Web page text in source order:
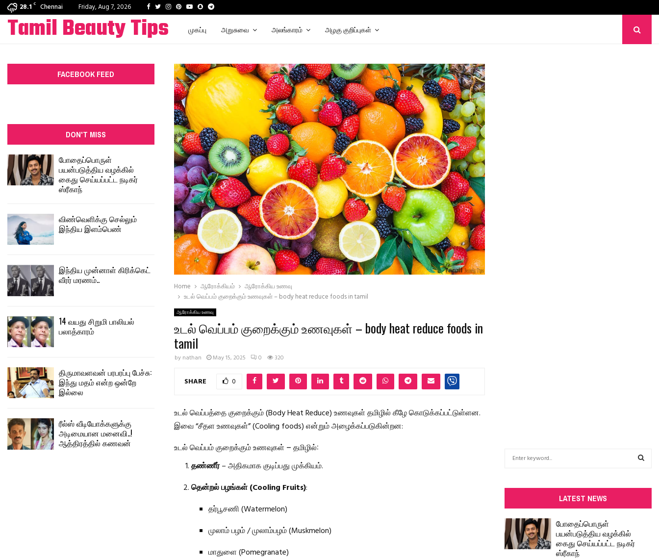
28.1 C Chennai Friday, Aug 7, 2026 Facebook
TwitterInstagram
PinterestYoutube
SnapchatTelegram
Tamil Beauty Tips முகப்பு அறுசுவை அலங்காரம் அழகு குறிப்புகள்
Home ஆரோக்கியம்
ஆரோக்கிய உணவு
உடல் வெப்பம் குறைக்கும் உணவுகள் – body heat reduce foods in tamil
ஆரோக்கிய உணவு
உடல் வெப்பம் குறைக்கும் உணவுகள் – body heat reduce foods in
tamil
by nathan May 15, 2025 0 320
SHARE 0
உடல் வெப்பத்தை குறைக்கும் (Body Heat Reduce) உணவுகள் தமிழில் கீழே கொடுக்கப்பட்டுள்ளன.
இவை “சீதள உணவுகள்” (Cooling foods) என்றும் அழைக்கப்படுகின்றன:
உடல் வெப்பம் குறைக்கும் உணவுகள் – தமிழில்:
தண்ணீர்– அதிகமாக குடிப்பது முக்கியம்.
தென்றல் பழங்கள் (Cooling Fruits):
தர்பூசணி (Watermelon)
முலாம் பழம் / முலாம்பழம் (Muskmelon)
மாதுளை (Pomegranate)
FACEBOOK FEED
DON'T MISS
போதைப்பொருள்
பயன்படுத்திய வழக்கில்
கைது செய்யப்பட்ட நடிகர்
ஸ்ரீகாந்
விண்வெளிக்கு செல்லும்
இந்திய இளம்பெண்
இந்திய முன்னாள் கிரிக்கெட்
வீரர் மரணம்..
14 வயது சிறுமி பாலியல்
பலாத்காரம்
திருமாவளவன் பரபரப்பு பேச்சு:
இந்து மதம் என்ற ஒன்றே
இல்லை
ரீல்ஸ் வீடியோக்களுக்கு
அடிமையான மனைவி..!
ஆத்திரத்தில் கணவன்
f
o
r
:
LATEST NEWS
போதைப்பொருள்
பயன்படுத்திய வழக்கில்
கைது செய்யப்பட்ட நடிகர்
ஸ்ரீகாந்